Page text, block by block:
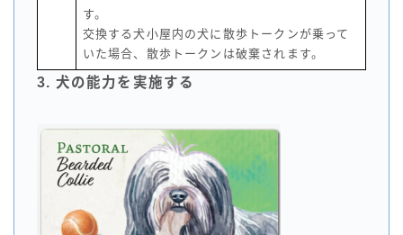
す。
交換する犬小屋内の犬に散歩トークンが乗って
いた場合、散歩トークンは破棄されます。
3. 犬の能力を実施する